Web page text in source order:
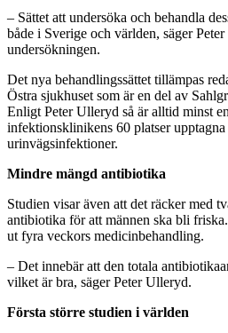
– Sättet att undersöka och behandla
både i Sverige och världen, säger
undersökningen.
Det nya behandlingssättet tillämpas
Östra sjukhuset som är en del av
Enligt Peter Ulleryd så är alltid minst
infektionsklinikens 60 platser upptagna
urinvägsinfektioner.
Mindre mängd antibiotika
Studien visar även att det räcker med
antibiotika för att männen ska bli
ut fyra veckors medicinbehandling.
– Det innebär att den totala
vilket är bra, säger Peter Ulleryd.
Första större studien i världen